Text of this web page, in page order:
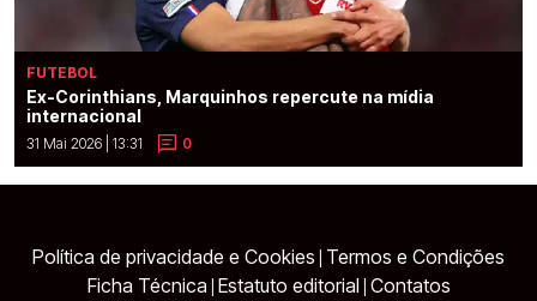
FUTEBOL
Ex-Corinthians, Marquinhos repercute na mídia
internacional
31 Mai 2026 | 13:31 0
Política de privacidade e Cookies Termos e Condições
Ficha Técnica Estatuto editorial Contatos